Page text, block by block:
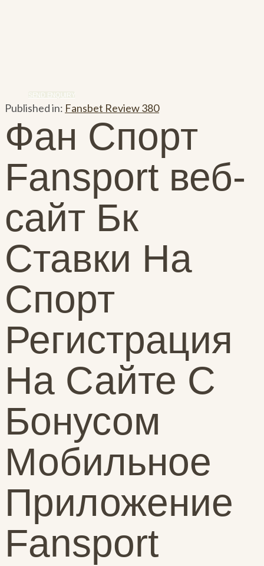
SEND ENQUIRY
Published in: Fansbet Review 380
Фан Спорт
Fansport веб-
сайт Бк
Ставки На
Спорт
Регистрация
На Сайте С
Бонусом
Мобильное
Приложение
Fansport